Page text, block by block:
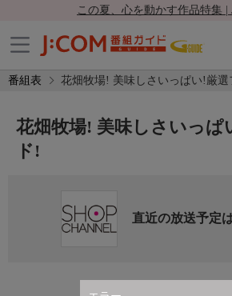
この夏、心を動かす作品特集 |
番組表 花畑牧場! 美味しさいっぱい!厳選
花畑牧場! 美味しさいっぱ
ド!
直近の放送予定